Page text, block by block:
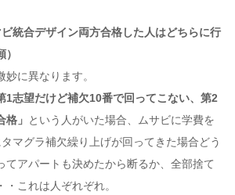
統合デザイン両方合格した人はどちらに行
に異なります。
1志望だけど補欠10番で回ってこない、第2
」 という人がいた場合、ムサビに学費を
マグラ補欠繰り上げが回ってきた場合どう
てアパートも決めたから断るか、全部捨て
これは人ぞれぞれ。